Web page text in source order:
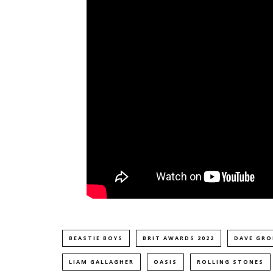
BEASTIE BOYS BRIT AWARDS 2022 DAVE
LIAM GALLAGHER OASIS ROLLING STONES